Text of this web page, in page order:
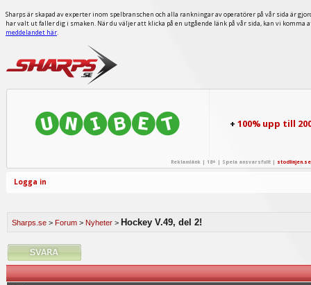
Sharps är skapad av experter inom spelbranschen och alla rankningar av operatörer på vår sida är
har valt ut faller dig i smaken. När du väljer att klicka på en utgående länk på vår sida, kan vi
meddelandet här.
+100% upp till
Reklamlänk | 18+ | Spela ansvarsfullt | stodlinjen.se
Logga in
Sharps.se > Forum > Nyheter > Hockey V.49, del 2!